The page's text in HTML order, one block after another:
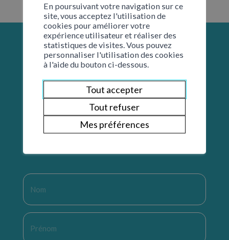
Restons en contact
Nom
Prénom
En poursuivant votre navigation sur ce
site, vous acceptez l'utilisation de
cookies pour améliorer votre
expérience utilisateur et réaliser des
statistiques de visites. Vous pouvez
personnaliser l'utilisation des cookies
à l'aide du bouton ci-dessous.
Tout accepter
Tout refuser
Mes préférences